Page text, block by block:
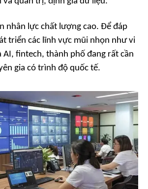
nhân lực chất lượng cao. Để đáp
triển các lĩnh vực mũi nhọn như vi
AI, fintech, thành phố đang rất cần
gia có trình độ quốc tế.